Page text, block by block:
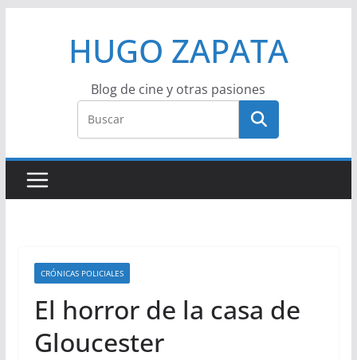
HUGO ZAPATA
Blog de cine y otras pasiones
CRÓNICAS POLICIALES
El horror de la casa de
Gloucester